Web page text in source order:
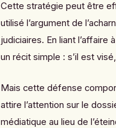
Cette stratégie peut être
utilisé l’argument de
judiciaires. En liant l’affaire
un récit simple : s’il est
Mais cette défense
attire l’attention sur le
médiatique au lieu de